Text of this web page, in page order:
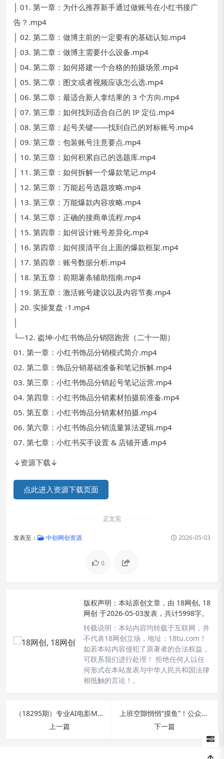
│ 01. 第一章：为什么推荐新手通过做账号在小红书接广
告？.mp4
│ 02. 第二章：做博主前的一定要有的基础认知.mp4
│ 03. 第二章：做博主需要什么设备.mp4
│ 04. 第二章：如何搭建一个合格的拍摄场景.mp4
│ 05. 第二章：图文或者视频应该怎么选.mp4
│ 06. 第二章：最适合新人拿结果的 3 个方向.mp4
│ 07. 第三章：如何找到适合自己的 IP 定位.mp4
│ 08. 第三章：起号关键——找到自己的对标账号.mp4
│ 09. 第三章：包装账号注意要点.mp4
│ 10. 第三章：如何积累自己的选题库.mp4
│ 11. 第三章：如何拆解一个爆款笔记.mp4
│ 12. 第三章：万能起号选题攻略.mp4
│ 13. 第三章：万能爆款内容攻略.mp4
│ 14. 第三章：正确的接商单流程.mp4
│ 15. 第四章：如何设计账号差异化.mp4
│ 16. 第四章：如何摸清平台上面的爆款框架.mp4
│ 17. 第四章：账号数据分析.mp4
│ 18. 第五章：前期薯条辅助指南.mp4
│ 19. 第五章：激活账号建议以及内容节奏.mp4
│ 20. 实操复盘 -1.mp4
└─12. 盗坤·小红书饰品分销陪跑营（二十一期）
01. 第一章：小红书饰品分销模式简介.mp4
02. 第二章：饰品分销基础准备和笔记拆解.mp4
03. 第三章：小红书饰品分销起号笔记运营.mp4
04. 第四章：小红书饰品分销素材拍摄前准备.mp4
05. 第五章：小红书饰品分销素材拍摄.mp4
06. 第六章：小红书饰品分销流量算法逻辑.mp4
07. 第七章：小红书买手设置 & 店铺开通.mp4
↓资源下载↓
点此进入资源下载页面
正文完
发表至： 中创网创资源 2026-05-03
0
版权声明： 本站原创文章，由 18网创, 18
网创 于2026-05-03发表，共计5998字。
转载说明： 本站内容均转载于互联网，并
不代表18网创立场，地址：18tu.com！
如若本站内容侵犯了原著者的合法权益，
可联系我们进行处理！ 拒绝任何人以任
何形式在本站发表与中华人民共和国法律
相抵触的言论！。
（18295期）专业AI电影MV制作全攻略：从创意到成品深度剖析，宫格镜头、提示词模板与AI工具全方位教学
上一篇
上班空隙悄悄“摸鱼”！公众号拍照姿势领域，新手也能迅速起号赚钱，一步一步带你月入6k+
下一篇